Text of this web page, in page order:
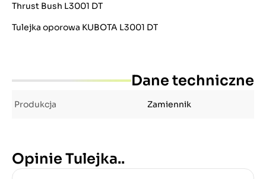
Thrust Bush L3001 DT
Tulejka oporowa KUBOTA L3001 DT
Dane techniczne
Produkcja Zamiennik
Opinie Tulejka..